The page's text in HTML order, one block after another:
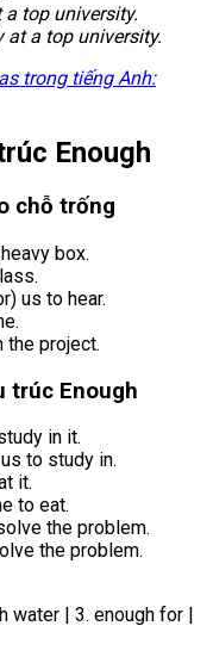
top university.
at a top university.
trong tiếng Anh:
Enough
chỗ trống
box.
us to hear.
the project.
trúc Enough
in it.
to study in.
it.
to eat.
the problem.
the problem.
water | 3. enough for |